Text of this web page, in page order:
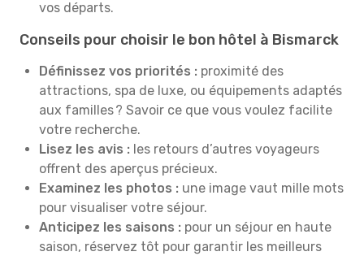
vos départs.
Conseils pour choisir le bon hôtel à Bismarck
Définissez vos priorités : proximité des
attractions, spa de luxe, ou équipements adaptés
aux familles ? Savoir ce que vous voulez facilite
votre recherche.
Lisez les avis : les retours d’autres voyageurs
offrent des aperçus précieux.
Examinez les photos : une image vaut mille mots
pour visualiser votre séjour.
Anticipez les saisons : pour un séjour en haute
saison, réservez tôt pour garantir les meilleurs